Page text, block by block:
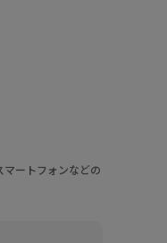
ートフォンなどの